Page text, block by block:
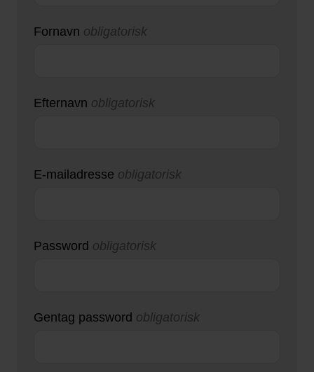
Fornavn obligatorisk
Efternavn obligatorisk
E-mailadresse obligatorisk
Password obligatorisk
Gentag password obligatorisk